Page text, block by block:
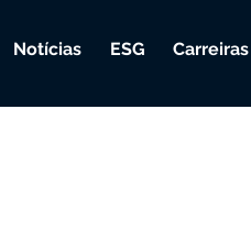
Notícias ESG Carreiras